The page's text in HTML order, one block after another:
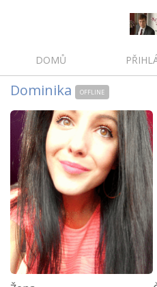
DOMŮ
Dominika OFFLINE